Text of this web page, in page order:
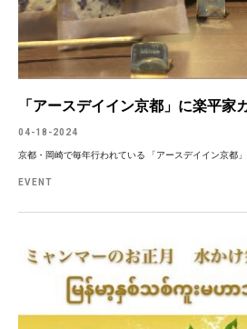
「アースデイイン京都」に楽平家
04-18-2024
京都・岡崎で毎年行われている 「アースデイイン京都
EVENT